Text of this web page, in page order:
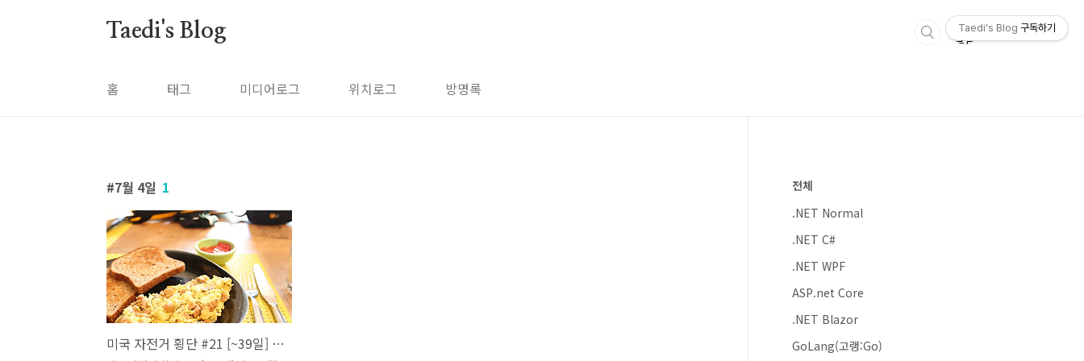
Taedi's Blog
홈 태그 미디어로그 위치로그 방명록
7월 4일 1
미국 자전거 횡단 #21 [~39일] 미국 독립기념일 (네브라스카 시티)
전체
.NET Normal
.NET C#
.NET WPF
ASP.net Core
.NET Blazor
GoLang(고랭:Go)
Taedi's Blog 구독하기